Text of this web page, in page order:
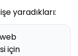
yaradıkları:
için